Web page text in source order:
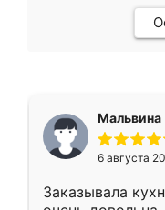
Мальвина
6 августа
Заказывала